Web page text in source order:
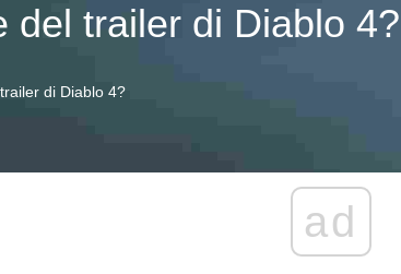
del trailer di Diablo 4?
di Diablo 4?
ad